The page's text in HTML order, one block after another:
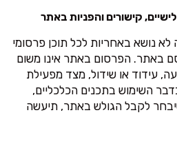
קישורים והפניות באתר
נושא באחריות לכל תוכן פרסומי
באתר. הפרסום באתר אינו משום
עידוד או שידול, מצד מפעילת
השימוש בתכנים הכלכליים,
לקבל הגולש באתר, תיעשה